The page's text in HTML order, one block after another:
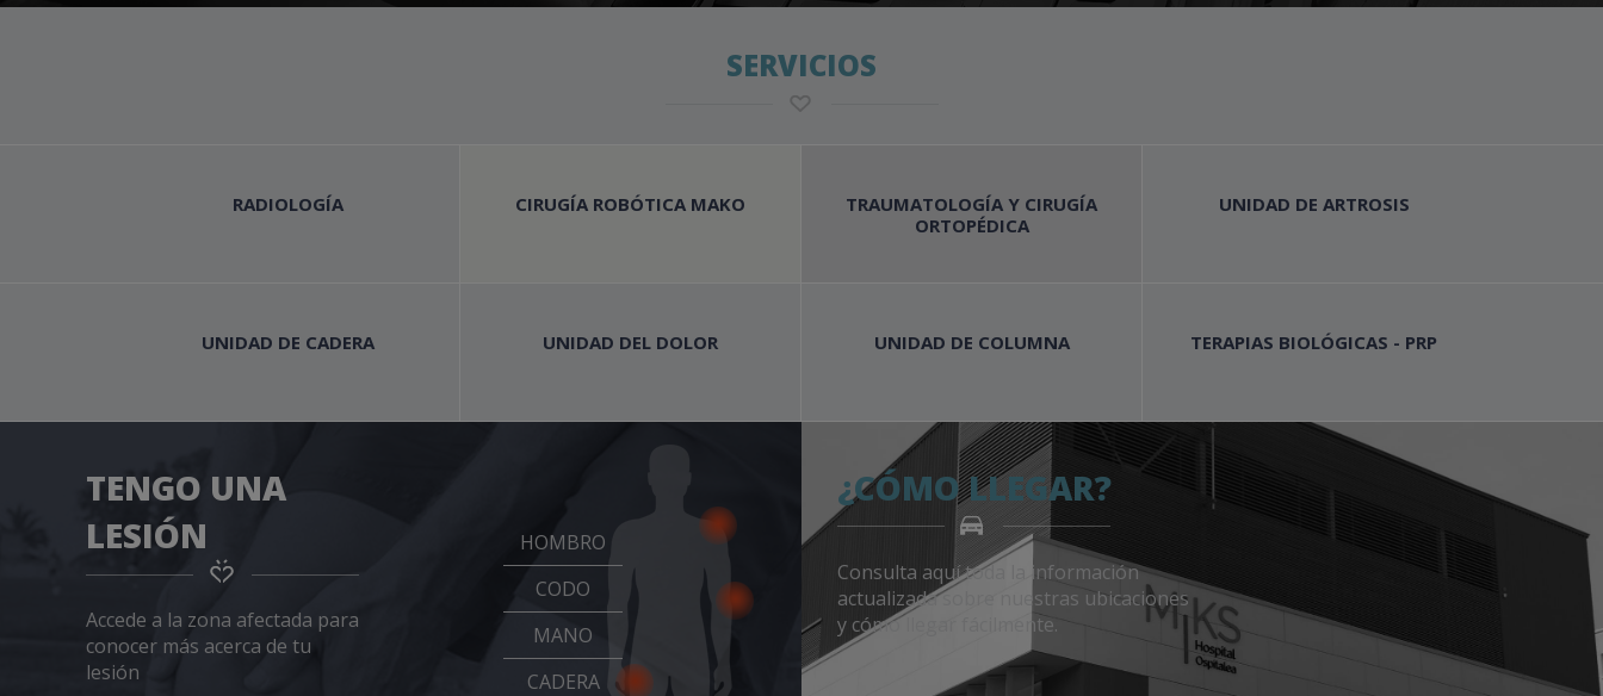
SERVICIOS
RADIOLOGÍA CIRUGÍA ROBÓTICA MAKO
TRAUMATOLOGÍA Y CIRUGÍA
ORTOPÉDICA
UNIDAD DE ARTROSIS
UNIDAD DE CADERA UNIDAD DEL DOLOR UNIDAD DE COLUMNA TERAPIAS BIOLÓGICAS - PRP
HOMBRO
CODO
MANO
CADERA
TENGO UNA
LESIÓN
Accede a la zona afectada para
conocer más acerca de tu
lesión
¿CÓMO LLEGAR?
Consulta aquí toda la información
actualizada sobre nuestras ubicaciones
y cómo llegar fácilmente.